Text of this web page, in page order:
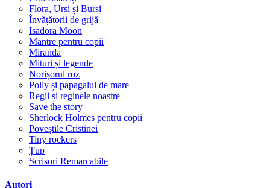
Flora, Ursi și Bursi
Învățătorii de grijă
Isadora Moon
Mantre pentru copii
Miranda
Mituri și legende
Norișorul roz
Polly și papagalul de mare
Regii și reginele noastre
Save the story
Sherlock Holmes pentru copii
Poveștile Cristinei
Tiny rockers
Țup
Scrisori Remarcabile
Autori